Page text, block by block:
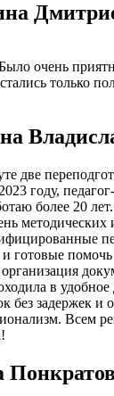
очень
только
две
году,
более 20
методических
готовые
в удобное
без задержек и
Всем